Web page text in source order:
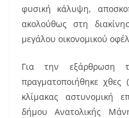
φυσική κάλυψη,
ακολούθως στη
μεγάλου οικονομικού
Για την εξάρθρωση
πραγματοποιήθηκε χθες
κλίμακας αστυνομική
δήμου Ανατολικής